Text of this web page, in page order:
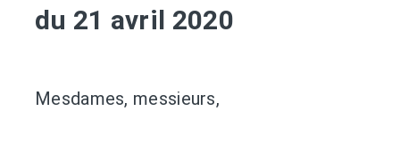
du 21 avril 2020
Mesdames, messieurs,